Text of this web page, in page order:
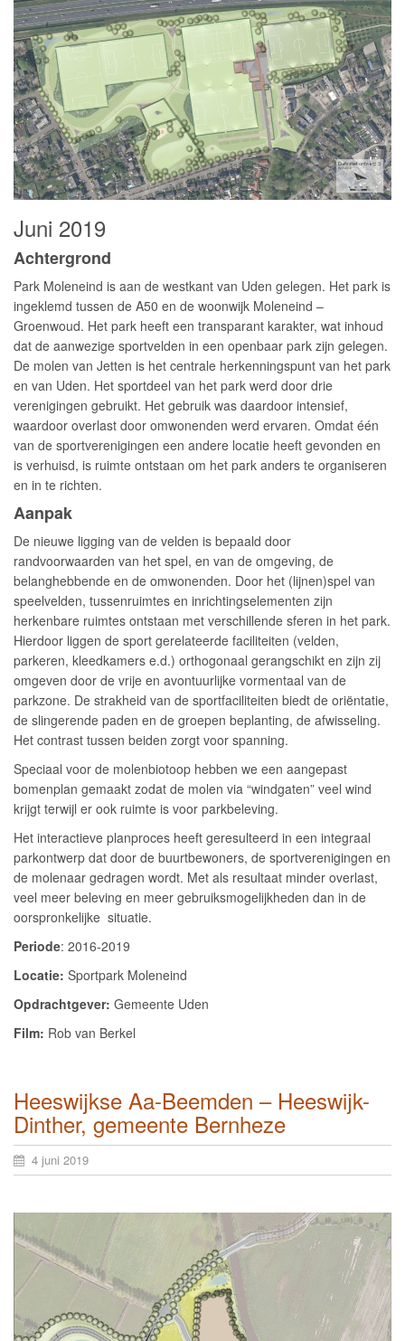
Juni 2019
Achtergrond
Park Moleneind is aan de westkant van Uden gelegen. Het park is
ingeklemd tussen de A50 en de woonwijk Moleneind –
Groenwoud. Het park heeft een transparant karakter, wat inhoud
dat de aanwezige sportvelden in een openbaar park zijn gelegen.
De molen van Jetten is het centrale herkenningspunt van het park
en van Uden. Het sportdeel van het park werd door drie
verenigingen gebruikt. Het gebruik was daardoor intensief,
waardoor overlast door omwonenden werd ervaren. Omdat één
van de sportverenigingen een andere locatie heeft gevonden en
is verhuisd, is ruimte ontstaan om het park anders te organiseren
en in te richten.
Aanpak
De nieuwe ligging van de velden is bepaald door
randvoorwaarden van het spel, en van de omgeving, de
belanghebbende en de omwonenden. Door het (lijnen)spel van
speelvelden, tussenruimtes en inrichtingselementen zijn
herkenbare ruimtes ontstaan met verschillende sferen in het park.
Hierdoor liggen de sport gerelateerde faciliteiten (velden,
parkeren, kleedkamers e.d.) orthogonaal gerangschikt en zijn zij
omgeven door de vrije en avontuurlijke vormentaal van de
parkzone. De strakheid van de sportfaciliteiten biedt de oriëntatie,
de slingerende paden en de groepen beplanting, de afwisseling.
Het contrast tussen beiden zorgt voor spanning.
Speciaal voor de molenbiotoop hebben we een aangepast
bomenplan gemaakt zodat de molen via “windgaten” veel wind
krijgt terwijl er ook ruimte is voor parkbeleving.
Het interactieve planproces heeft geresulteerd in een integraal
parkontwerp dat door de buurtbewoners, de sportverenigingen en
de molenaar gedragen wordt. Met als resultaat minder overlast,
veel meer beleving en meer gebruiksmogelijkheden dan in de
oorspronkelijke situatie.
Periode: 2016-2019
Locatie: Sportpark Moleneind
Opdrachtgever: Gemeente Uden
Film: Rob van Berkel
Heeswijkse Aa-Beemden – Heeswijk-
Dinther, gemeente Bernheze
4 juni 2019